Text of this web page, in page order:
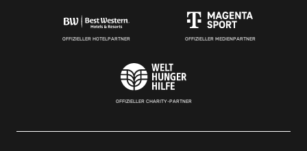
OFFIZIELLER HOTELPARTNER OFFIZIELLER MEDIENPARTNER
OFFIZIELLER CHARITY-PARTNER